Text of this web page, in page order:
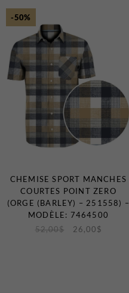
-50%
CHEMISE SPORT MANCHES
COURTES POINT ZERO
(ORGE (BARLEY) – 251558) –
MODÈLE: 7464500
52,00$ 26,00 $